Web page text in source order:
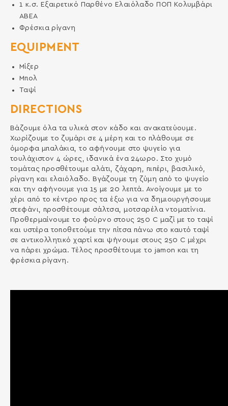
DIRECTIONS
Βάζουµε όλα τα υλικά στον κάδο και ανακατεύουµε.
Χωρίζουµε το ζυµάρι σε 4 µέρη και το πλάθουµε σε
όµορφα µπαλάκια, το αφήνουµε στο ψυγείο για
τουλάχιστον 4 ώρες, ιδανικά ένα 24ωρο. Στο χυµό
τοµάτας προσθέτουµε αλάτι, ζάχαρη, πιπέρι, βασιλικό,
ρίγανη και ελαιόλαδο. Βγάζουµε τη ζύµη από το ψυγείο
και την αφήνουµε για 15 µε 20 λεπτά. Ανοίγουµε µε το
χέρι από το κέντρο προς τα έξω για να δηµιουργήσουµε
στεφάνι, προσθέτουµε σάλτσα, µοτσαρέλα ντοµατίνια.
Προθερµαίνουµε το φούρνο στους 250 C µαζί µε το ταψί
και υστέρα τοποθετούµε την πίτσα πάνω στο καυτό ταψί
σε αντικολλητικό χαρτί και ψήνουµε στους 250 C µέχρι
να πάρει χρώµα. Τέλος προσθέτουµε το jamon και τη
φρέσκια ρίγανη.
1 κ.σ. Εξαιρετικό Παρθένο Ελαιόλαδο ΠΟΠ Κολυμβάρι
ΑΒΕΑ
Φρέσκια ρίγανη
EQUIPMENT
Μίξερ
Μπολ
Ταψί